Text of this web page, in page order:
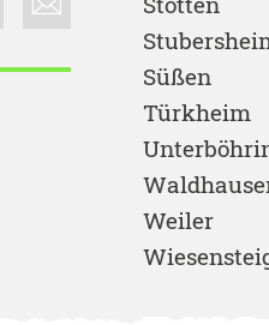
Süßen
Türkheim
Weiler